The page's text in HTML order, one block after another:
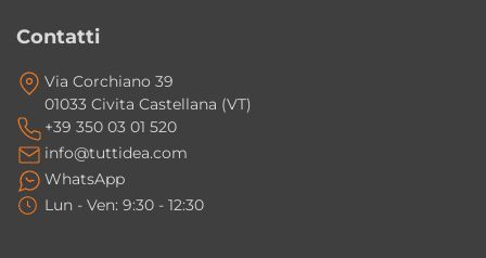
Finiture
• Esterno: Nero Matt
• Interno: Nero Lucido
FAQ – Vasca Crioterapia Norda Colacril
151×115 cm
Contatti
Via Corchiano 39
01033 Civita Castellana (VT)
+39 350 03 01 520
info@tuttidea.com
WhatsApp
Lun - Ven: 9:30 - 12:30